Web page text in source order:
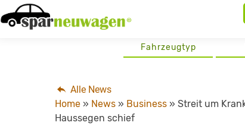
Skip
to
Fahrzeugtyp
Alle News
Home » News » Business » Streit um
Haussegen schief